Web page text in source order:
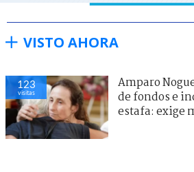
VISTO AHORA
123
visitas
Amparo
de fondos e
estafa: exige